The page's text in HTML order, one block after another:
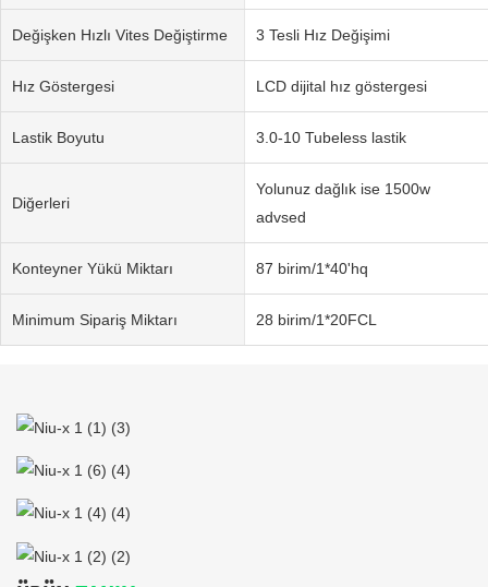
Değişken Hızlı Vites Değiştirme 3 Tesli Hız Değişimi
Hız Göstergesi LCD dijital hız göstergesi
Lastik Boyutu 3.0-10 Tubeless lastik
Diğerleri
Yolunuz dağlık ise 1500w
advsed
Konteyner Yükü Miktarı 87 birim/1*40'hq
Minimum Sipariş Miktarı 28 birim/1*20FCL